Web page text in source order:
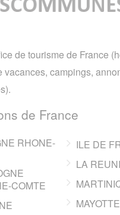
de tourisme de France
vacances, campings,
de France
RHONE-
COMTE
ILE DE
LA
MAYOTTE